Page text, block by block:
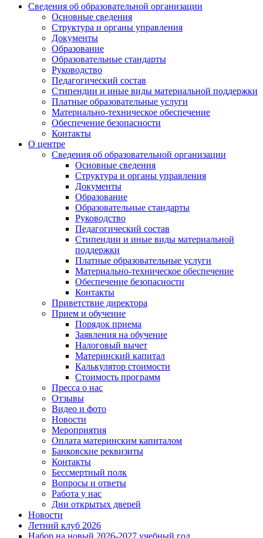
Сведения об образовательной организации
Основные сведения
Структура и органы управления
Документы
Образование
Образовательные стандарты
Руководство
Педагогический состав
Стипендии и иные виды материальной поддержки
Платные образовательные услуги
Материально-техническое обеспечение
Обеспечение безопасности
Контакты
О центре
Сведения об образовательной организации
Основные сведения
Структура и органы управления
Документы
Образование
Образовательные стандарты
Руководство
Педагогический состав
Стипендии и иные виды материальной
поддержки
Платные образовательные услуги
Материально-техническое обеспечение
Обеспечение безопасности
Контакты
Приветствие директора
Прием и обучение
Порядок приема
Заявления на обучение
Налоговый вычет
Материнский капитал
Калькулятор стоимости
Стоимость программ
Пресса о нас
Отзывы
Видео и фото
Новости
Мероприятия
Оплата материнским капиталом
Банковские реквизиты
Контакты
Бессмертный полк
Вопросы и ответы
Работа у нас
Дни открытых дверей
Новости
Летний клуб 2026
Набор на новый 2026-2027 учебный год